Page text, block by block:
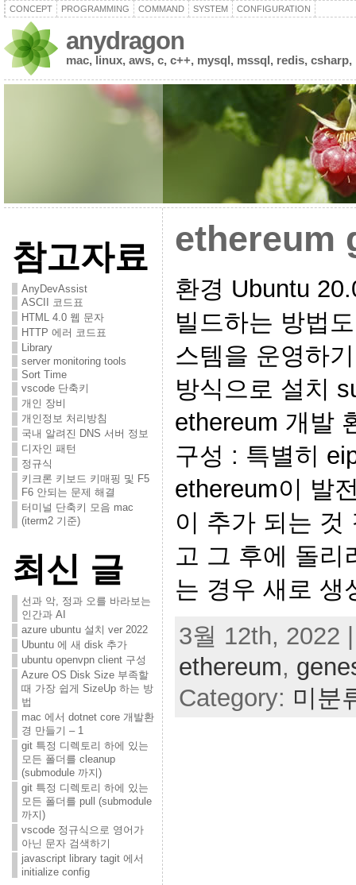
CONCEPT PROGRAMMING COMMAND SYSTEM CONFIGURATION
anydragon
mac, linux, aws, c, c++, mysql, mssql, redis,
참고자료
AnyDevAssist
ASCII 코드표
HTML 4.0 웹 문자
HTTP 에러 코드표
Library
server monitoring tools
Sort Time
vscode 단축키
개인 장비
개인정보 처리방침
국내 알려진 DNS 서버 정보
디자인 패턴
정규식
키크론 키보드 키매핑 및 F5
F6 안되는 문제 해결
터미널 단축키 모음 mac
(iterm2 기준)
최신 글
선과 악, 정과 오를 바라보는
인간과 AI
azure ubuntu 설치 ver 2022
Ubuntu 에 새 disk 추가
ubuntu openvpn client 구성
Azure OS Disk Size 부족할
때 가장 쉽게 SizeUp 하는 방
법
mac 에서 dotnet core 개발환
경 만들기 – 1
git 특정 디렉토리 하에 있는
모든 폴더를 cleanup
(submodule 까지)
git 특정 디렉토리 하에 있는
모든 폴더를 pull (submodule
까지)
vscode 정규식으로 영어가
아닌 문자 검색하기
javascript library tagit 에서
initialize config
ethereum
환경 Ubuntu
빌드하는 방법
스템을 운영하
방식으로 설치
ethereum 개발
구성 : 특별히
ethereum이 발
이 추가 되는 것
고 그 후에 돌리
는 경우 새로
3월 12th, 2022
ethereum,
Category: 미분